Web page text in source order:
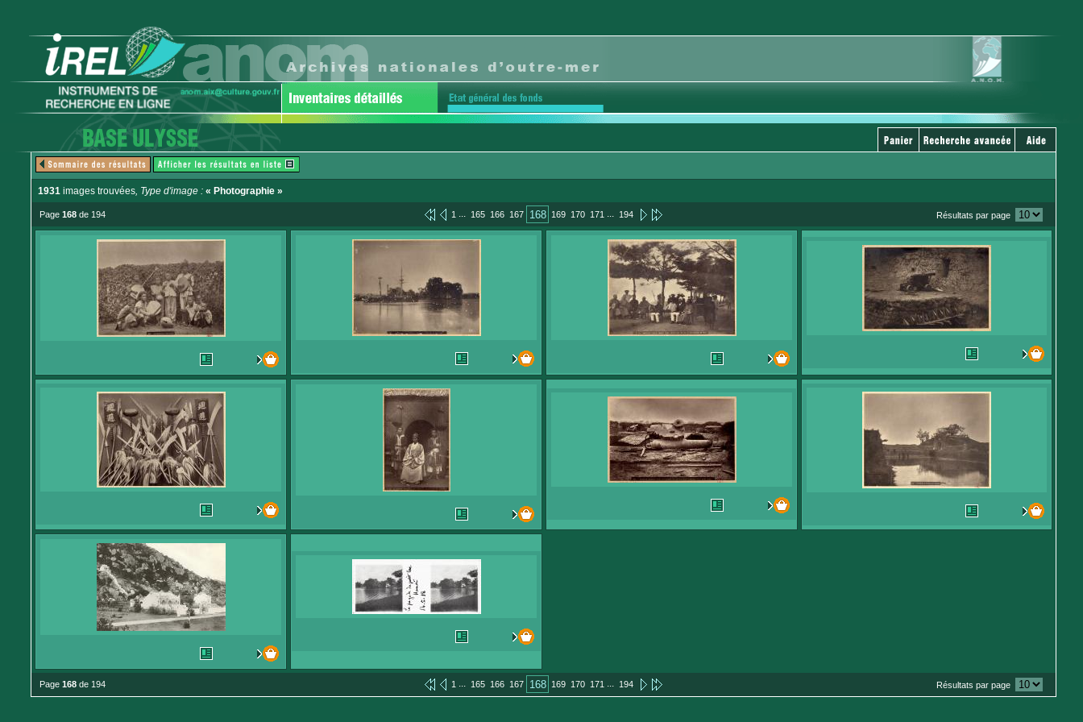
1931 images trouvées, Type d'image : « Photographie »
Page 168 de 194 1 ... 165 166 167 168 169 170 171 ... 194 Résultats par page
Page 168 de 194 1 ... 165 166 167 168 169 170 171 ... 194 Résultats par page